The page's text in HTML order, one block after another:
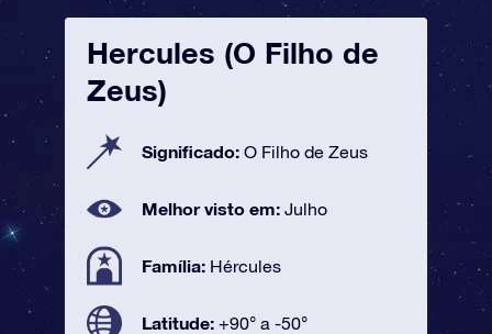
Hercules (O Filho de
Zeus)
Significado: O Filho de Zeus
Melhor visto em: Julho
Família: Hércules
Latitude: +90° a -50°